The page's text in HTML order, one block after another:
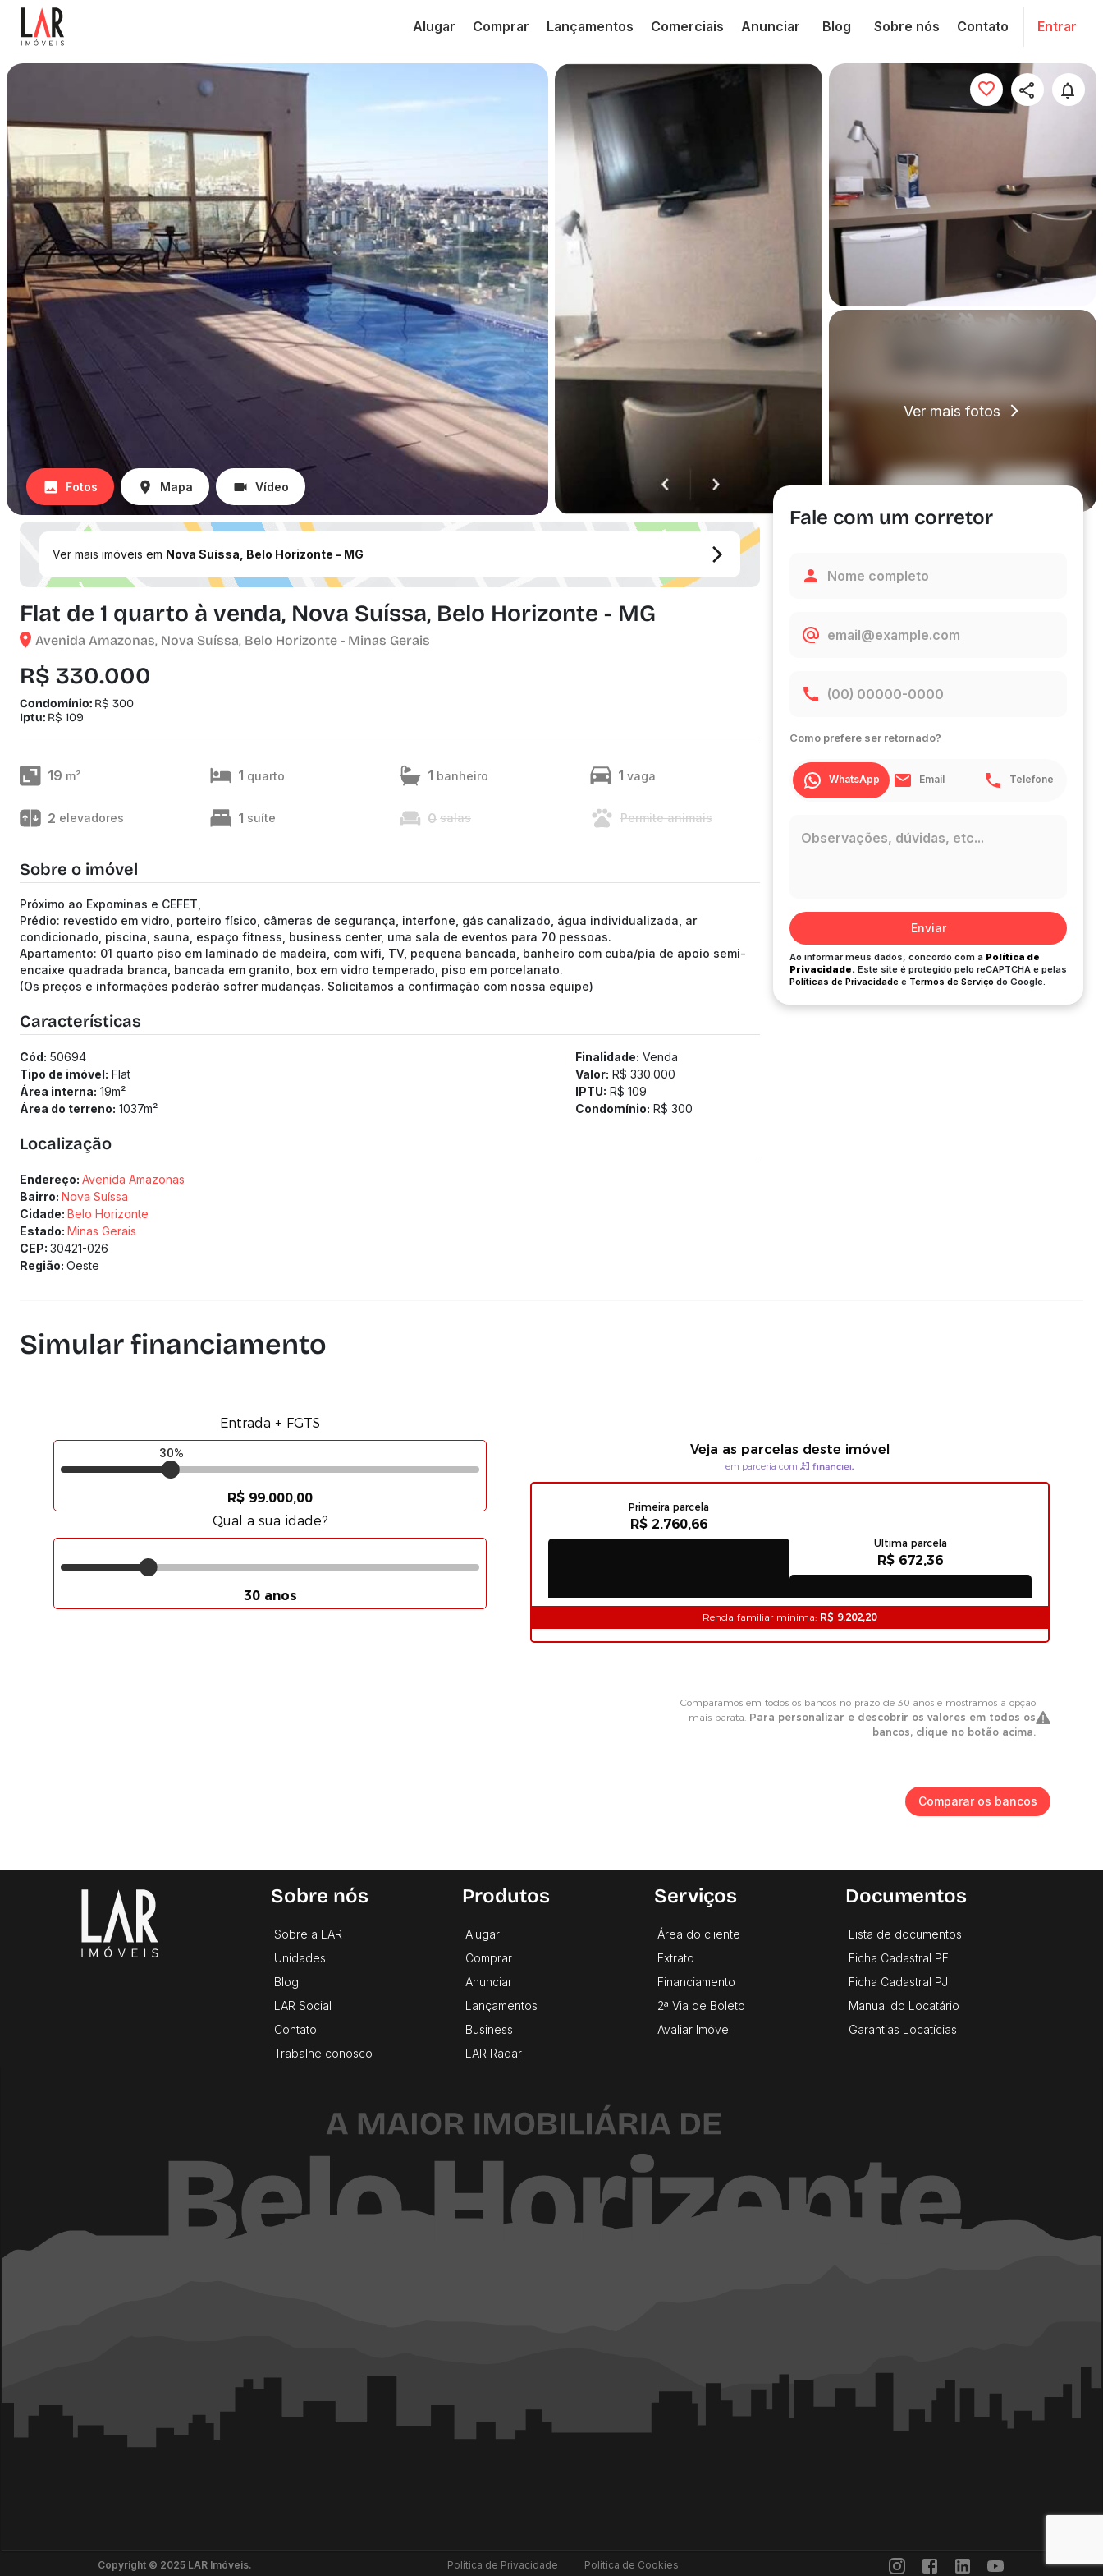
Alugar Comprar Lançamentos Comerciais Anunciar Blog Sobre nós Contato Entrar
Ver mais fotos
Fotos Mapa Vídeo
Ver mais imóveis em Nova Suíssa, Belo Horizonte - MG
Flat de 1 quarto à venda, Nova Suíssa, Belo Horizonte - MG
Avenida Amazonas, Nova Suíssa, Belo Horizonte - Minas Gerais
R$ 330.000
Condomínio: R$ 300
Iptu: R$ 109
19 m² 1 quarto 1 banheiro 1 vaga
2 elevadores 1 suíte 0 salas Permite animais
Sobre o imóvel
Próximo ao Expominas e CEFET,
Prédio: revestido em vidro, porteiro físico, câmeras de segurança, interfone, gás canalizado, água individualizada, ar
condicionado, piscina, sauna, espaço fitness, business center, uma sala de eventos para 70 pessoas.
Apartamento: 01 quarto piso em laminado de madeira, com wifi, TV, pequena bancada, banheiro com cuba/pia de apoio semi-
encaixe quadrada branca, bancada em granito, box em vidro temperado, piso em porcelanato.
(Os preços e informações poderão sofrer mudanças. Solicitamos a confirmação com nossa equipe)
Características
Cód: 50694
Tipo de imóvel: Flat
Área interna: 19m²
Área do terreno: 1037m²
Finalidade: Venda
Valor: R$ 330.000
IPTU: R$ 109
Condomínio: R$ 300
Localização
Endereço: Avenida Amazonas
Bairro: Nova Suíssa
Cidade: Belo Horizonte
Estado: Minas Gerais
CEP: 30421-026
Região: Oeste
Fale com um corretor
Como prefere ser retornado?
WhatsApp Email Telefone
Enviar
Ao informar meus dados, concordo com a Política de
Privacidade. Este site é protegido pelo reCAPTCHA e pelas
Políticas de Privacidade e Termos de Serviço do Google.
Simular financiamento
Comparar os bancos
Sobre nós
Sobre a LAR
Unidades
Blog
LAR Social
Contato
Trabalhe conosco
Produtos
Alugar
Comprar
Anunciar
Lançamentos
Business
LAR Radar
Serviços
Área do cliente
Extrato
Financiamento
2ª Via de Boleto
Avaliar Imóvel
Documentos
Lista de documentos
Ficha Cadastral PF
Ficha Cadastral PJ
Manual do Locatário
Garantias Locatícias
Copyright © 2025 LAR Imóveis. Política de Privacidade Política de Cookies